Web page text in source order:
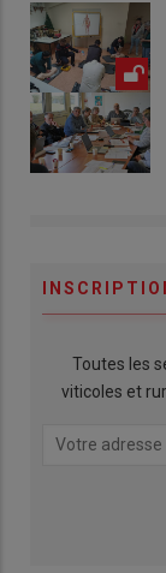
Toutes les
viticoles et